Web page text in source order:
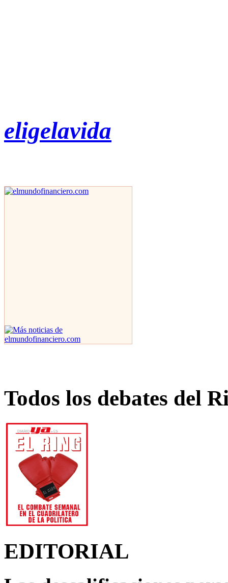
eligelavida
Todos los debates del
EDITORIAL